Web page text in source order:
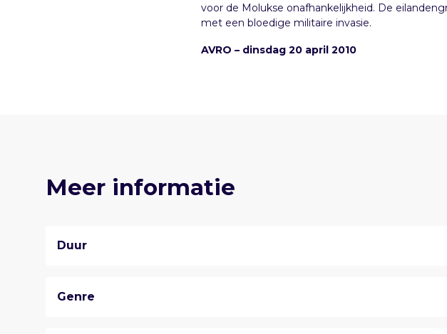
voor de Molukse onafhankelijkheid. De
met een bloedige militaire invasie.
AVRO – dinsdag 20 april 2010
Meer informatie
Duur
Genre